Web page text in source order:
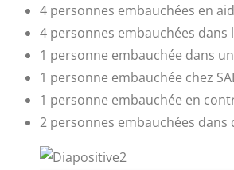
4 personnes embauchées en
4 personnes embauchées dans
1 personne embauchée dans
1 personne embauchée chez
1 personne embauchée en
2 personnes embauchées dans